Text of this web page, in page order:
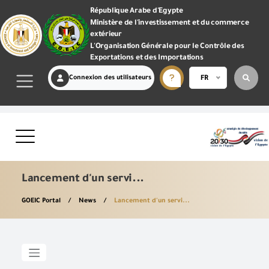
République Arabe d'Egypte
Ministère de l'investissement et du commerce
extérieur
L'Organisation Générale pour le Contrôle des
Exportations et des Importations
Connexion des utilisateurs FR
Lancement d'un servi...
GOEIC Portal News Lancement d'un servi...